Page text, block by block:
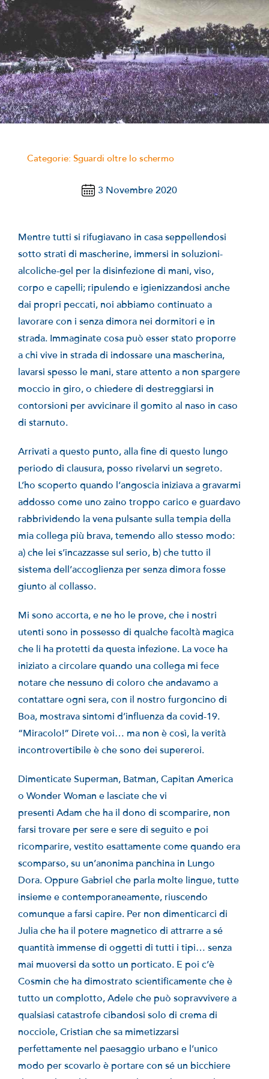
notizie
stranaragione
Cerca
per:
Categorie: Sguardi oltre lo schermo
3 Novembre 2020
Mentre tutti si rifugiavano in casa seppellendosi
sotto strati di mascherine, immersi in soluzioni-
alcoliche-gel per la disinfezione di mani, viso,
corpo e capelli; ripulendo e igienizzandosi anche
dai propri peccati, noi abbiamo continuato a
lavorare con i senza dimora nei dormitori e in
strada. Immaginate cosa può esser stato proporre
a chi vive in strada di indossare una mascherina,
lavarsi spesso le mani, stare attento a non spargere
moccio in giro, o chiedere di destreggiarsi in
contorsioni per avvicinare il gomito al naso in caso
di starnuto.
Arrivati a questo punto, alla fine di questo lungo
periodo di clausura, posso rivelarvi un segreto.
L’ho scoperto quando l’angoscia iniziava a gravarmi
addosso come uno zaino troppo carico e guardavo
rabbrividendo la vena pulsante sulla tempia della
mia collega più brava, temendo allo stesso modo:
a) che lei s’incazzasse sul serio, b) che tutto il
sistema dell’accoglienza per senza dimora fosse
giunto al collasso.
Mi sono accorta, e ne ho le prove, che i nostri
utenti sono in possesso di qualche facoltà magica
che li ha protetti da questa infezione. La voce ha
iniziato a circolare quando una collega mi fece
notare che nessuno di coloro che andavamo a
contattare ogni sera, con il nostro furgoncino di
Boa, mostrava sintomi d’influenza da covid-19.
“Miracolo!” Direte voi… ma non è così, la verità
incontrovertibile è che sono dei supereroi.
Dimenticate Superman, Batman, Capitan America
o Wonder Woman e lasciate che vi
presenti Adam che ha il dono di scomparire, non
farsi trovare per sere e sere di seguito e poi
ricomparire, vestito esattamente come quando era
scomparso, su un’anonima panchina in Lungo
Dora. Oppure Gabriel che parla molte lingue, tutte
insieme e contemporaneamente, riuscendo
comunque a farsi capire. Per non dimenticarci di
Julia che ha il potere magnetico di attrarre a sé
quantità immense di oggetti di tutti i tipi… senza
mai muoversi da sotto un porticato. E poi c’è
Cosmin che ha dimostrato scientificamente che è
tutto un complotto, Adele che può sopravvivere a
qualsiasi catastrofe cibandosi solo di crema di
nocciole, Cristian che sa mimetizzarsi
perfettamente nel paesaggio urbano e l’unico
modo per scovarlo è portare con sé un bicchiere